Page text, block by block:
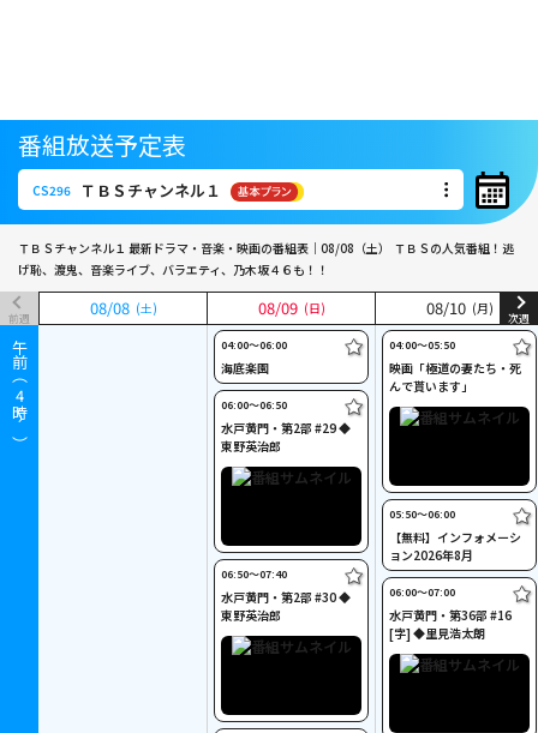
番組放送予定表
CS296 ＴＢＳチャンネル１
CS296 ＴＢＳチャンネル１
ＴＢＳチャンネル１ 最新ドラマ・音楽・映画の番組表｜08/08（土）
ＴＢＳの人気番組！逃
げ恥、渡鬼、音楽ライブ、バラエティ、乃木坂４６も！！
08/08 (土) 08/09 (日) 08/10 (月)
前週 次週
午前（
4
時～）
08/08 (土) 08/09 (日) 08/10 (月)
04:00〜06:00
海底楽園
06:00〜06:50
水戸黄門・第2部 #29 ◆
東野英治郎
06:50〜07:40
水戸黄門・第2部 #30 ◆
東野英治郎
04:00〜05:50
映画「極道の妻たち・死
んで貰います」
05:50〜06:00
【無料】インフォメーシ
ョン2026年8月
06:00〜07:00
水戸黄門・第36部 #16
[字] ◆里見浩太朗